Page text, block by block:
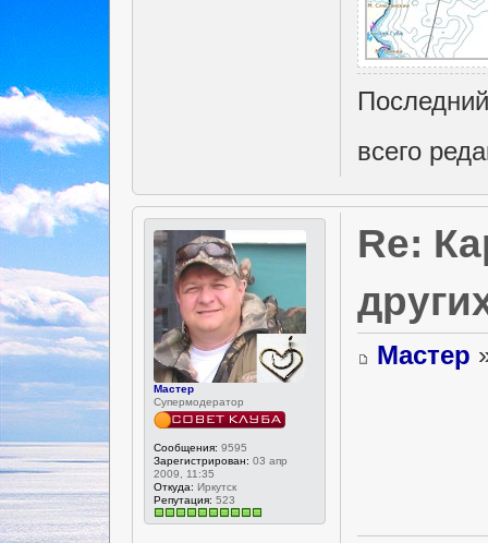
всего
Мастер
Супермодератор
Сообщения: 9595
Зарегистрирован: 03 апр
2009, 11:35
Откуда: Иркутск
Репутация: 523
Re:
Мастер